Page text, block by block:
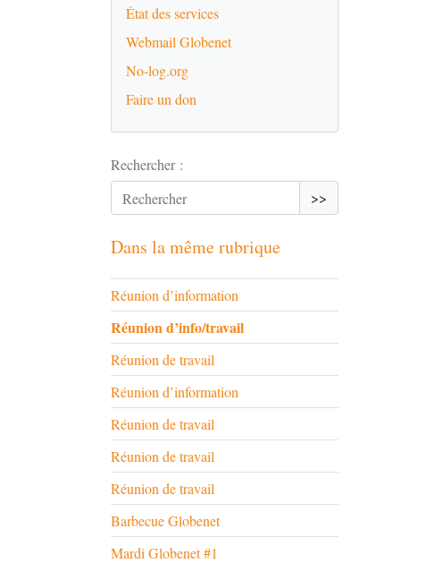
État des services
Webmail Globenet
No-log.org
Faire un don
Rechercher :
>>
Dans la même rubrique
Réunion d’information
Réunion d’info/travail
Réunion de travail
Réunion d’information
Réunion de travail
Réunion de travail
Réunion de travail
Barbecue Globenet
Mardi Globenet #1